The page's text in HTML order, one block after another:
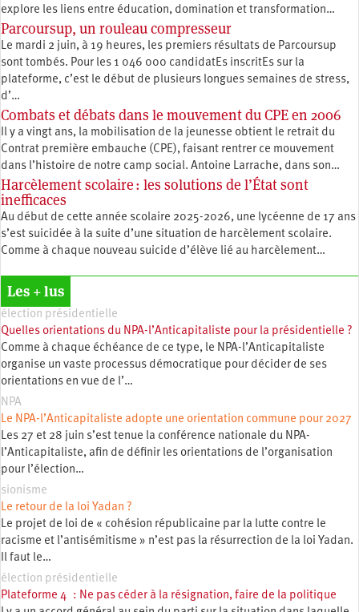
explore les liens entre éducation, ­domination et transformation…
Parcoursup, un rouleau compresseur
Le mardi 2 juin, à 19 heures, les premiers résultats de Parcoursup
sont tombés. Pour les 1 046 000 candidatEs inscritEs sur la
plateforme, c’est le début de plusieurs longues semaines de stress,
d’…
Combats et débats dans le mouvement du CPE en 2006
Il y a vingt ans, la mobilisation de la jeunesse obtient le retrait du
Contrat première embauche (CPE), faisant rentrer ce mouvement
dans l’histoire de notre camp social. Antoine Larrache, dans son…
Harcèlement scolaire : les solutions de l’État sont
inefficaces
Au début de cette année scolaire 2025-2026, une lycéenne de 17 ans
s’est suicidée à la suite d’une situation de harcèlement scolaire.
Comme à chaque nouveau suicide d’élève lié au harcèlement…
Les + lus
élection présidentielle
Quelles orientations du NPA-l’Anticapitaliste pour la présidentielle ?
Comme à chaque échéance de ce type, le NPA-l’Anticapitaliste
organise un vaste processus démocratique pour décider de ses
orientations en vue de l’…
NPA
Le NPA-l’Anticapitaliste adopte une orientation commune pour 2027
Les 27 et 28 juin s’est tenue la conférence nationale du NPA-
l’Anticapitaliste, afin de définir les orientations de l’organisation
pour l’élection…
sionisme
Le retour de la loi Yadan ?
Le projet de loi de « cohésion républicaine par la lutte contre le
racisme et l’antisémitisme » n’est pas la résurrection de la loi Yadan.
Il faut le…
élection présidentielle
Plateforme 4 : Ne pas céder à la résignation, faire de la politique